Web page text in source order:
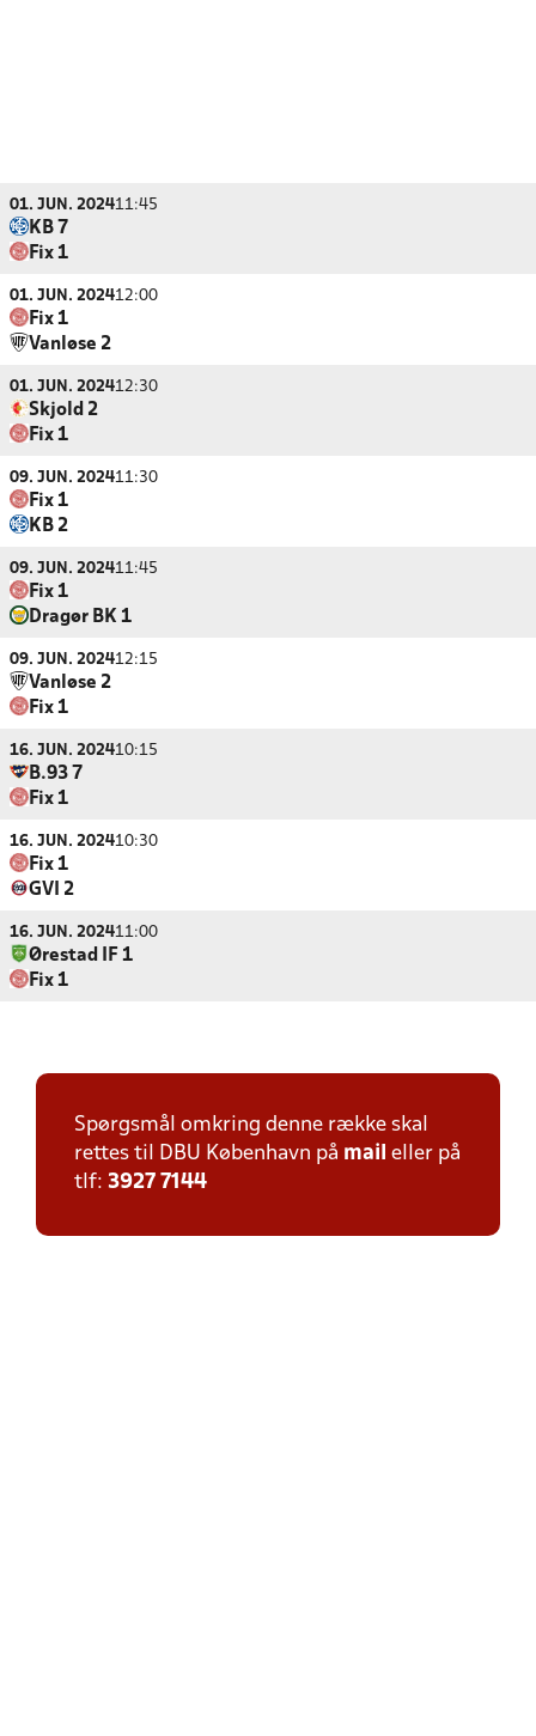
01. JUN. 202411:45
KB 7
Fix 1
01. JUN. 202412:00
Fix 1
Vanløse 2
01. JUN. 202412:30
Skjold 2
Fix 1
09. JUN. 202411:30
Fix 1
KB 2
09. JUN. 202411:45
Fix 1
Dragør BK 1
09. JUN. 202412:15
Vanløse 2
Fix 1
16. JUN. 202410:15
B.93 7
Fix 1
16. JUN. 202410:30
Fix 1
GVI 2
16. JUN. 202411:00
Ørestad IF 1
Fix 1
Spørgsmål omkring denne række skal
rettes til DBU København på mail eller på
tlf: 3927 7144